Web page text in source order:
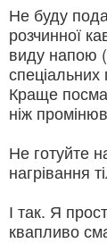
Не буду
розчинної
виду напою
Краще
ніж
Не готуйте
нагрівання
І так. Я
квапливо